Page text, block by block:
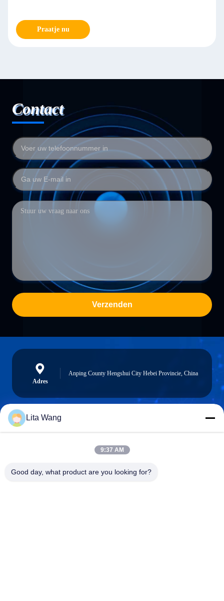
Praatje nu
Contact
Verzenden
Adres
Anping County Hengshui City Hebei Provincie, China
lita@screenmeshnet.com
Lita Wang
9:37 AM
Good day, what product are you looking for?